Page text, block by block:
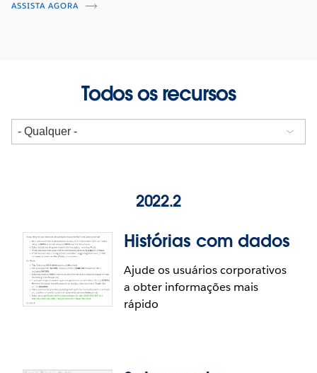
ASSISTA AGORA
Todos os recursos
2022.2
Histórias com dados
Ajude os usuários corporativos
a obter informações mais
rápido